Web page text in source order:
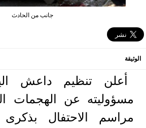
جانب من الحادث
الوثيقة
أعلن تنظيم داعش
مسؤوليته عن الهجمات
مراسم الاحتفال